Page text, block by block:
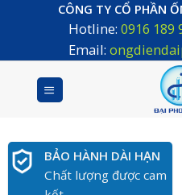
CÔNG TY CỔ PHẦN
Hotline: 0916 189
Email:
BẢO HÀNH DÀI HẠN
Chất lượng được cam